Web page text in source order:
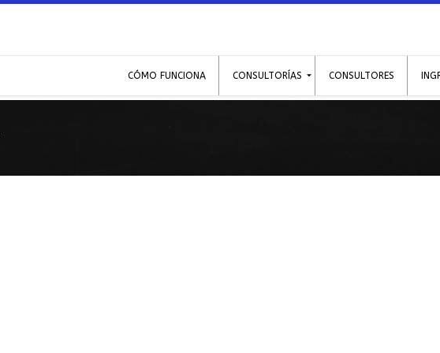
CÓMO FUNCIONA CONSULTORÍAS CONSULTORES